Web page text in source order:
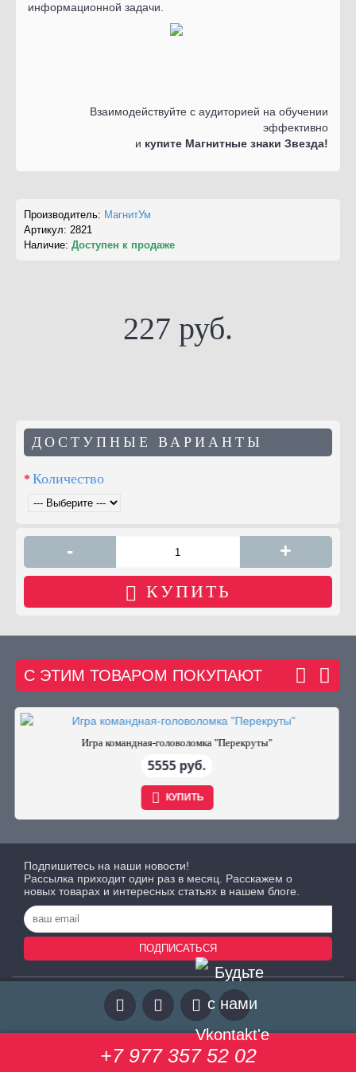
информационной задачи.
Взаимодействуйте с аудиторией на обучении
эффективно
и купите Магнитные знаки Звезда!
Производитель: МагнитУм
Артикул: 2821
Наличие: Доступен к продаже
227 руб.
ДОСТУПНЫЕ ВАРИАНТЫ
Количество
- +
КУПИТЬ
С ЭТИМ ТОВАРОМ ПОКУПАЮТ
головоломка "Перекруты" Белая безрамочная
Подпишитесь на наши новости!
Рассылка приходит один раз в месяц. Расскажем о
новых товарах и интересных статьях в нашем блоге.
ПОДПИСАТЬСЯ
+7 977 357 52 02